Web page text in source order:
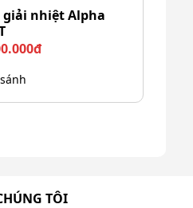
giải nhiệt Alpha
TÔI